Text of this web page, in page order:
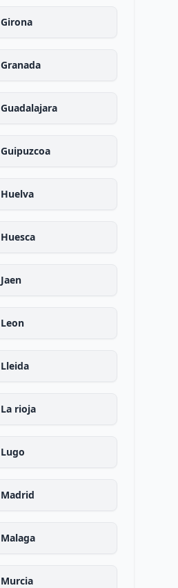
Girona
Granada
Guadalajara
Guipuzcoa
Huelva
Huesca
Jaen
Leon
Lleida
La rioja
Lugo
Madrid
Malaga
Murcia